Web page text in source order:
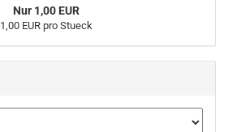
Nur 1,00 EUR
1,00 EUR pro Stueck